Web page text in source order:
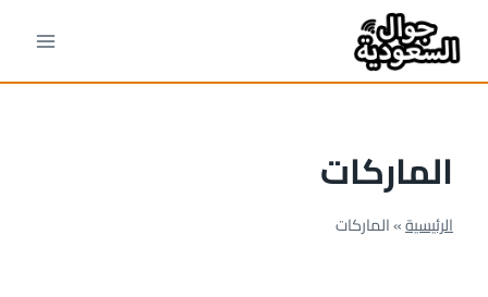
المحتوى
الماركات
الرئيسية»الماركات